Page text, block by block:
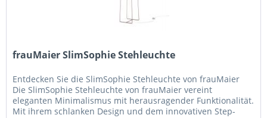
frauMaier SlimSophie Stehleuchte
Entdecken Sie die SlimSophie Stehleuchte von frauMaier
Die SlimSophie Stehleuchte von frauMaier vereint
eleganten Minimalismus mit herausragender Funktionalität.
Mit ihrem schlanken Design und dem innovativen Step-